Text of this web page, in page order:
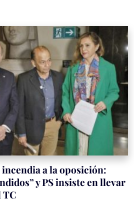
a la oposición:
y PS insiste en llevar
TC